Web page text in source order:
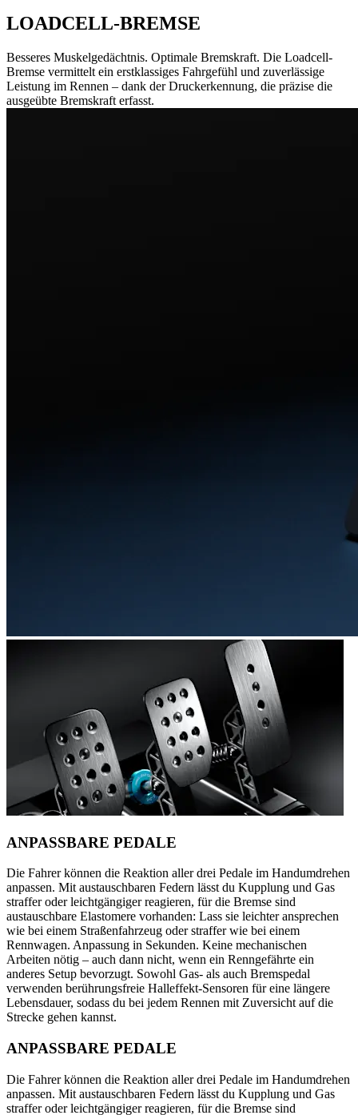
LOADCELL-BREMSE
Besseres Muskelgedächtnis. Optimale Bremskraft. Die Loadcell-
Bremse vermittelt ein erstklassiges Fahrgefühl und zuverlässige
Leistung im Rennen – dank der Druckerkennung, die präzise die
ausgeübte Bremskraft erfasst.
ANPASSBARE PEDALE
Die Fahrer können die Reaktion aller drei Pedale im Handumdrehen
anpassen. Mit austauschbaren Federn lässt du Kupplung und Gas
straffer oder leichtgängiger reagieren, für die Bremse sind
austauschbare Elastomere vorhanden: Lass sie leichter ansprechen
wie bei einem Straßenfahrzeug oder straffer wie bei einem
Rennwagen. Anpassung in Sekunden. Keine mechanischen
Arbeiten nötig – auch dann nicht, wenn ein Renngefährte ein
anderes Setup bevorzugt. Sowohl Gas- als auch Bremspedal
verwenden berührungsfreie Halleffekt-Sensoren für eine längere
Lebensdauer, sodass du bei jedem Rennen mit Zuversicht auf die
Strecke gehen kannst.
ANPASSBARE PEDALE
Die Fahrer können die Reaktion aller drei Pedale im Handumdrehen
anpassen. Mit austauschbaren Federn lässt du Kupplung und Gas
straffer oder leichtgängiger reagieren, für die Bremse sind